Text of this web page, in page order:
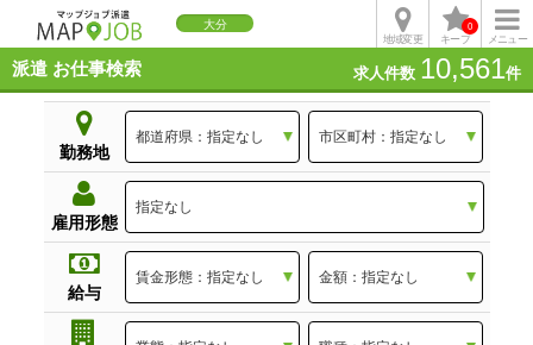
大分
メニュー
キープ
0
地域変更
派遣 お仕事検索 求人件数 10,561件
勤務地
雇用形態
給与